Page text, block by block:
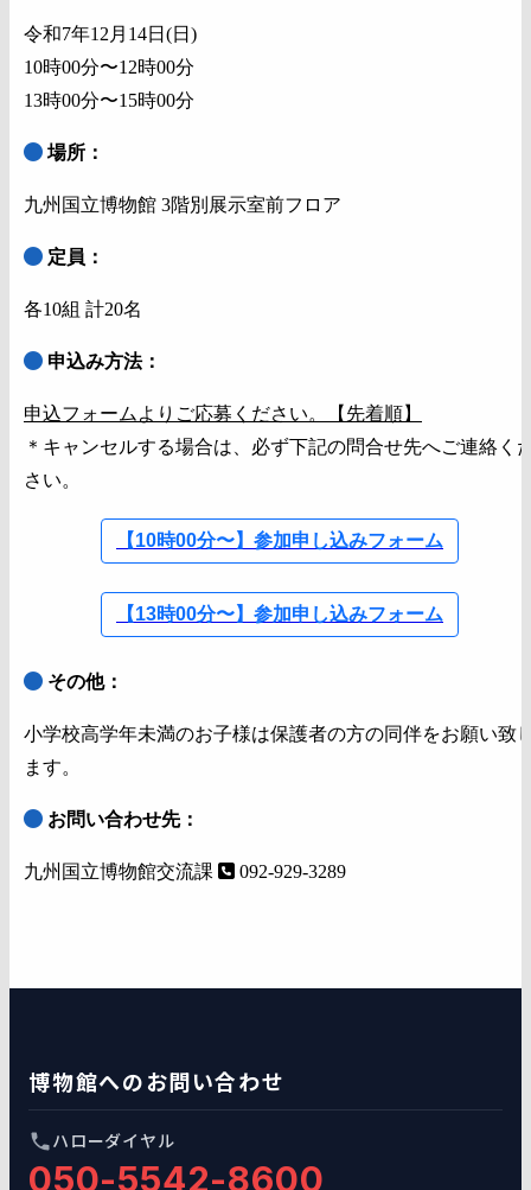
令和7年12月14日(日)
10時00分〜12時00分
13時00分〜15時00分
場所：
九州国立博物館 3階別展示室前フロア
定員：
各10組 計20名
申込み方法：
申込フォームよりご応募ください。【先着順】
＊キャンセルする場合は、必ず下記の問合せ先へご連絡く
さい。
【10時00分〜】参加申し込みフォーム
【13時00分〜】参加申し込みフォーム
その他：
小学校高学年未満のお子様は保護者の方の同伴をお願い致
ます。
お問い合わせ先：
九州国立博物館交流課 092-929-3289